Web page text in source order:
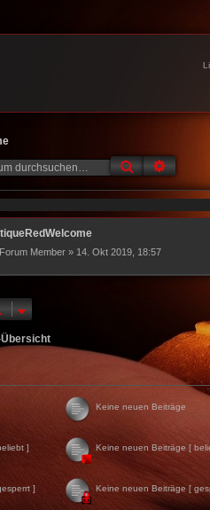
Suche
Member » 14. Okt 2019, 18:57
]
]
Keine neuen Beiträge
Keine neuen Beiträge [
Keine neuen Beiträge [